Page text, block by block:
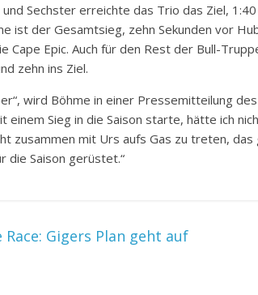
Sechster erreichte das Trio das Ziel,
ist der Gesamtsieg, zehn Sekunden vor
Cape Epic. Auch für den Rest der Bull-
zehn ins Ziel.
wird Böhme in einer Pressemitteilung
einem Sieg in die Saison starte, hätte ich
zusammen mit Urs aufs Gas zu treten,
die Saison gerüstet.“
Gigers Plan geht auf